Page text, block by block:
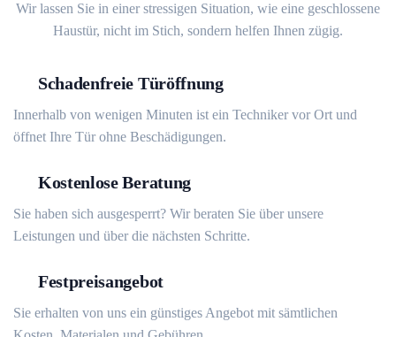
Wir lassen Sie in einer stressigen Situation, wie eine geschlossene
Haustür, nicht im Stich, sondern helfen Ihnen zügig.
Schadenfreie Türöffnung
Innerhalb von wenigen Minuten ist ein Techniker vor Ort und
öffnet Ihre Tür ohne Beschädigungen.
Kostenlose Beratung
Sie haben sich ausgesperrt? Wir beraten Sie über unsere
Leistungen und über die nächsten Schritte.
Festpreisangebot
Sie erhalten von uns ein günstiges Angebot mit sämtlichen